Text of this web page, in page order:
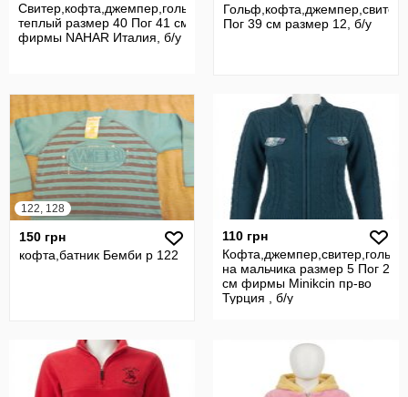
Свитер,кофта,джемпер,гольф
теплый размер 40 Пог 41 см
фирмы NAHAR Италия, б/у
Гольф,кофта,джемпер,свитер
Пог 39 см размер 12, б/у
122, 128
150 грн
кофта,батник Бемби р 122
110 грн
Кофта,джемпер,свитер,гольф
на мальчика размер 5 Пог 28
см фирмы Minikcin пр-во
Турция , б/у